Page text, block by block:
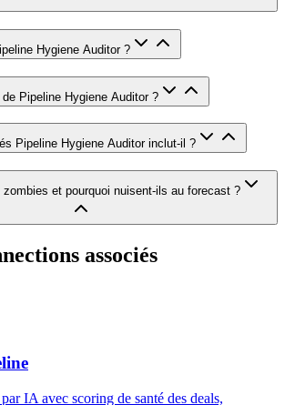
Hygiene Auditor ?
Pipeline Hygiene Auditor ?
Pipeline Hygiene Auditor inclut-il ?
et pourquoi nuisent-ils au forecast ?
associés
IA avec scoring de santé des deals,